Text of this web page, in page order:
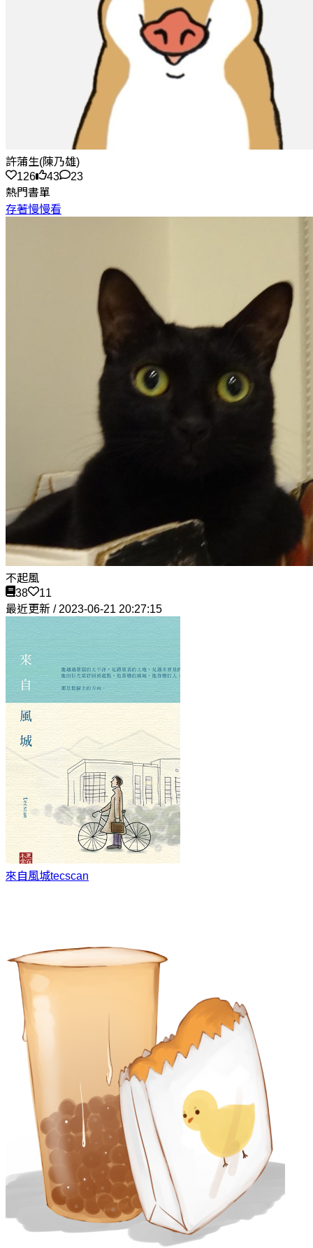
許蒲生(陳乃雄)
126
43
23
熱門書單
存著慢慢看
不起風
38
11
最近更新 / 2023-06-21 20:27:15
來自風城tecscan